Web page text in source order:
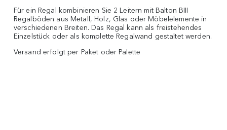
Für ein Regal kombinieren Sie 2 Leitern mit Balton BIII
Regalböden aus Metall, Holz, Glas oder Möbelelemente in
verschiedenen Breiten. Das Regal kann als freistehendes
Einzelstück oder als komplette Regalwand gestaltet werden.
Versand erfolgt per Paket oder Palette